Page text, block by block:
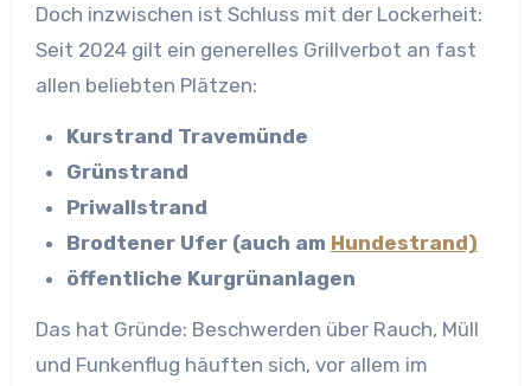
Doch inzwischen ist Schluss mit der Lockerheit:
Seit 2024 gilt ein generelles Grillverbot an fast
allen beliebten Plätzen:
Kurstrand Travemünde
Grünstrand
Priwallstrand
Brodtener Ufer (auch am Hundestrand)
öffentliche Kurgrünanlagen
Das hat Gründe: Beschwerden über Rauch, Müll
und Funkenflug häuften sich, vor allem im